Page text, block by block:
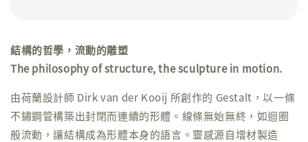
結構的哲學，流動的雕塑
The philosophy of structure, the sculpture in motion.
由荷蘭設計師 Dirk van der Kooij 所創作的 Gestalt，以一條
不鏽鋼管構築出封閉而連續的形體。線條無始無終，如迴圈
般流動，讓結構成為形體本身的語言。靈感源自增材製造